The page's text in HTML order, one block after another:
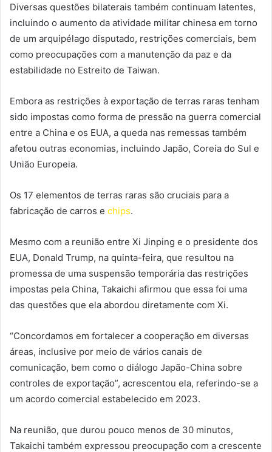
Diversas questões bilaterais também continuam latentes,
incluindo o aumento da atividade militar chinesa em torno
de um arquipélago disputado, restrições comerciais, bem
como preocupações com a manutenção da paz e da
estabilidade no Estreito de Taiwan.
Embora as restrições à exportação de terras raras tenham
sido impostas como forma de pressão na guerra comercial
entre a China e os EUA, a queda nas remessas também
afetou outras economias, incluindo Japão, Coreia do Sul e
União Europeia.
Os 17 elementos de terras raras são cruciais para a
fabricação de carros e chips.
Mesmo com a reunião entre Xi Jinping e o presidente dos
EUA, Donald Trump, na quinta-feira, que resultou na
promessa de uma suspensão temporária das restrições
impostas pela China, Takaichi afirmou que essa foi uma
das questões que ela abordou diretamente com Xi.
“Concordamos em fortalecer a cooperação em diversas
áreas, inclusive por meio de vários canais de
comunicação, bem como o diálogo Japão-China sobre
controles de exportação”, acrescentou ela, referindo-se a
um acordo comercial estabelecido em 2023.
Na reunião, que durou pouco menos de 30 minutos,
Takaichi também expressou preocupação com a crescente